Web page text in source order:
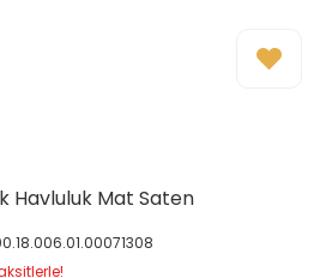
Havluluk Mat Saten